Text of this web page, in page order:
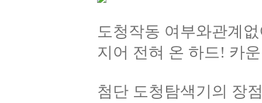
도청작동 여부와관계
지어 전혀 온 하드! 카
첨단 도청탐색기의 장